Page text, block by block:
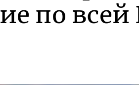
по всей